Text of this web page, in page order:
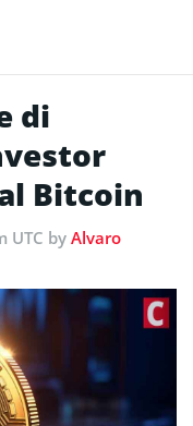
di
Bitcoin
UTC by Alvaro